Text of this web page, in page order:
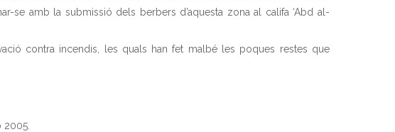
se amb la submissió dels berbers d’aquesta zona al califa ‘Abd al-
contra incendis, les quals han fet malbé les poques restes que
2005.